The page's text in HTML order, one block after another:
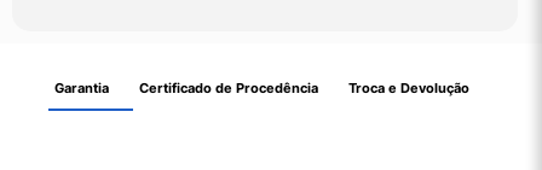
Garantia Certificado de Procedência Troca e Devolução